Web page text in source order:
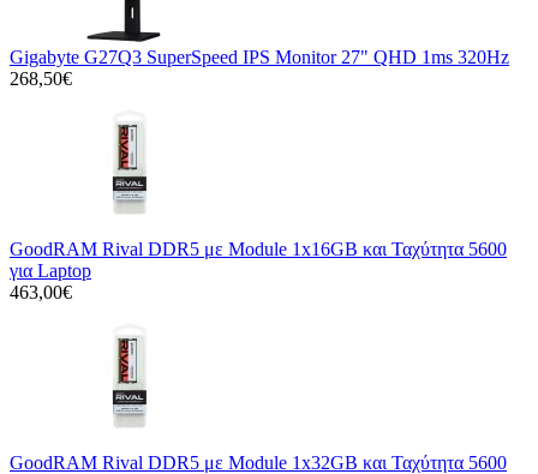
Gigabyte G27Q3 SuperSpeed IPS Monitor 27" QHD 1ms 320Hz
268,50€
GoodRAM Rival DDR5 με Module 1x16GB και Ταχύτητα 5600
για Laptop
463,00€
GoodRAM Rival DDR5 με Module 1x32GB και Ταχύτητα 5600